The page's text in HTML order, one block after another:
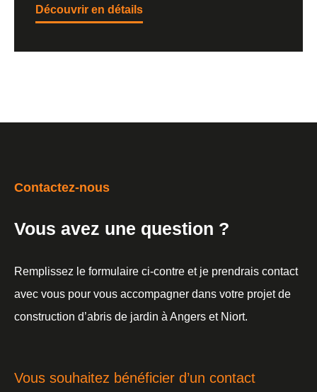
Découvrir en détails
Contactez-nous
Vous avez une question ?
Remplissez le formulaire ci-contre et je prendrais contact
avec vous pour vous accompagner dans votre projet de
construction d’abris de jardin à Angers et Niort.
Vous souhaitez bénéficier d’un contact